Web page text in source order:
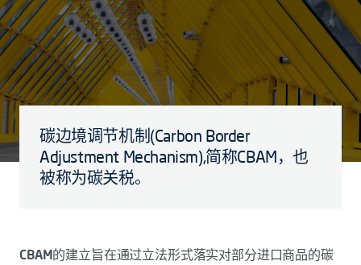
碳边境调节机制(Carbon Border
Adjustment Mechanism),简称CBAM，也
被称为碳关税。
CBAM的建立旨在通过立法形式落实对部分进口商品的碳